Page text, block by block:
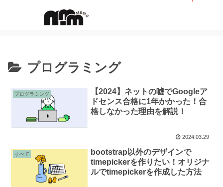
プログラミング
プログラミング
【2024】ネットの嘘でGoogleア
ドセンス合格に1年かかった！合
格しなかった理由を解説！
2024.03.29
すべて
bootstrap以外のデザインで
timepickerを作りたい！オリジナ
ルでtimepickerを作成した方法